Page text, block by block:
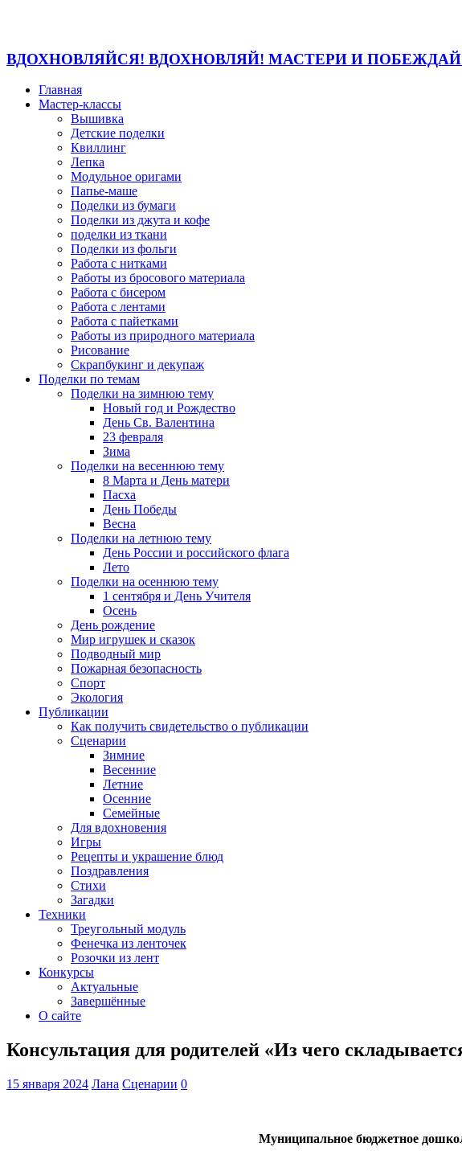
ВДОХНОВЛЯЙСЯ! ВДОХНОВЛЯЙ! МАСТЕРИ И
Главная
Мастер-классы
Вышивка
Детские поделки
Квиллинг
Лепка
Модульное оригами
Папье-маше
Поделки из бумаги
Поделки из джута и кофе
поделки из ткани
Поделки из фольги
Работа с нитками
Работы из бросового материала
Работа с бисером
Работа с лентами
Работа с пайетками
Работы из природного материала
Рисование
Скрапбукинг и декупаж
Поделки по темам
Поделки на зимнюю тему
Новый год и Рождество
День Св. Валентина
23 февраля
Зима
Поделки на весеннюю тему
8 Марта и День матери
Пасха
День Победы
Весна
Поделки на летнюю тему
День России и российского флага
Лето
Поделки на осеннюю тему
1 сентября и День Учителя
Осень
День рождение
Мир игрушек и сказок
Подводный мир
Пожарная безопасность
Спорт
Экология
Публикации
Как получить свидетельство о публикации
Сценарии
Зимние
Весенние
Летние
Осенние
Семейные
Для вдохновения
Игры
Рецепты и украшение блюд
Поздравления
Стихи
Загадки
Техники
Треугольный модуль
Фенечка из ленточек
Розочки из лент
Конкурсы
Актуальные
Завершённые
О сайте
Консультация для родителей «Из чего
15 января 2024 Лана Сценарии 0
Муниципальное бюджетное